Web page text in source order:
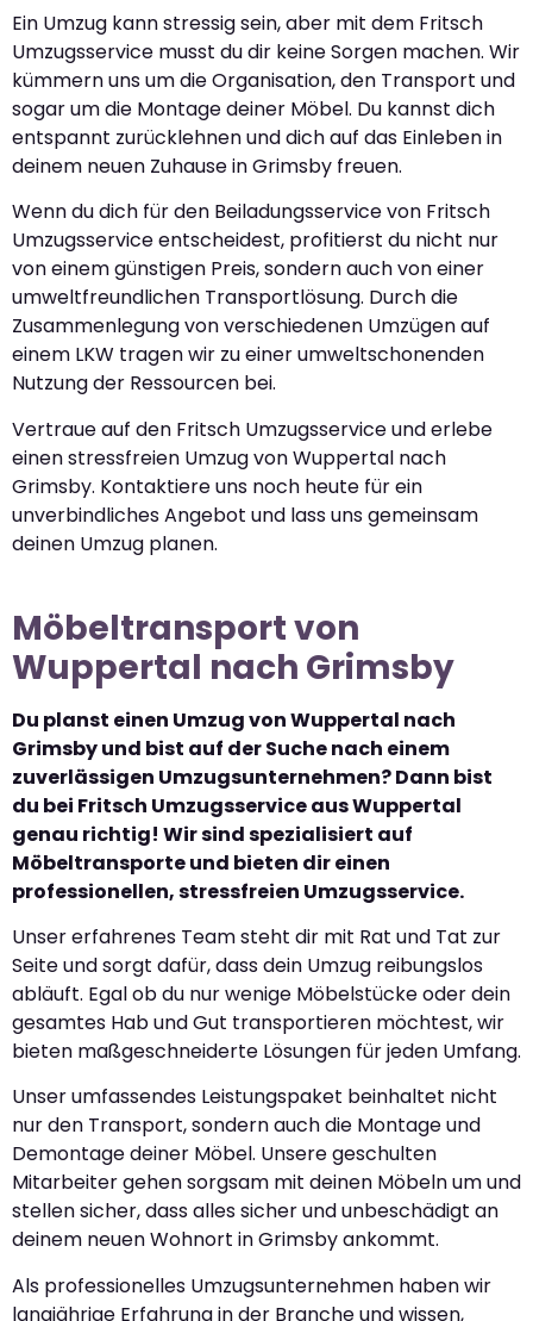
Ein Umzug kann stressig sein, aber mit dem Fritsch
Umzugsservice musst du dir keine Sorgen machen. Wir
kümmern uns um die Organisation, den Transport und
sogar um die Montage deiner Möbel. Du kannst dich
entspannt zurücklehnen und dich auf das Einleben in
deinem neuen Zuhause in Grimsby freuen.
Wenn du dich für den Beiladungsservice von Fritsch
Umzugsservice entscheidest, profitierst du nicht nur
von einem günstigen Preis, sondern auch von einer
umweltfreundlichen Transportlösung. Durch die
Zusammenlegung von verschiedenen Umzügen auf
einem LKW tragen wir zu einer umweltschonenden
Nutzung der Ressourcen bei.
Vertraue auf den Fritsch Umzugsservice und erlebe
einen stressfreien Umzug von Wuppertal nach
Grimsby. Kontaktiere uns noch heute für ein
unverbindliches Angebot und lass uns gemeinsam
deinen Umzug planen.
Möbeltransport von
Wuppertal nach Grimsby
Du planst einen Umzug von Wuppertal nach
Grimsby und bist auf der Suche nach einem
zuverlässigen Umzugsunternehmen? Dann bist
du bei Fritsch Umzugsservice aus Wuppertal
genau richtig! Wir sind spezialisiert auf
Möbeltransporte und bieten dir einen
professionellen, stressfreien Umzugsservice.
Unser erfahrenes Team steht dir mit Rat und Tat zur
Seite und sorgt dafür, dass dein Umzug reibungslos
abläuft. Egal ob du nur wenige Möbelstücke oder dein
gesamtes Hab und Gut transportieren möchtest, wir
bieten maßgeschneiderte Lösungen für jeden Umfang.
Unser umfassendes Leistungspaket beinhaltet nicht
nur den Transport, sondern auch die Montage und
Demontage deiner Möbel. Unsere geschulten
Mitarbeiter gehen sorgsam mit deinen Möbeln um und
stellen sicher, dass alles sicher und unbeschädigt an
deinem neuen Wohnort in Grimsby ankommt.
Als professionelles Umzugsunternehmen haben wir
langjährige Erfahrung in der Branche und wissen,